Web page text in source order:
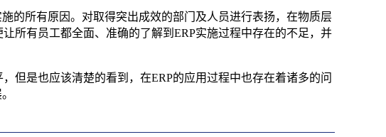
的所有原因。对取得突出成效的部门及人员进行表扬，在物质层
所有员工都全面、准确的了解到ERP实施过程中存在的不足，并
但是也应该清楚的看到，在ERP的应用过程中也存在着诸多的问